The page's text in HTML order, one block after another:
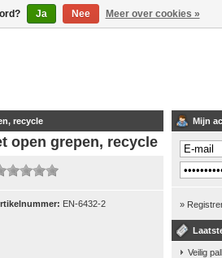
recycle
open grepen, recycle
EN-6432-2
Mijn
»
Veilig
Ja Nee Meer over cookies »